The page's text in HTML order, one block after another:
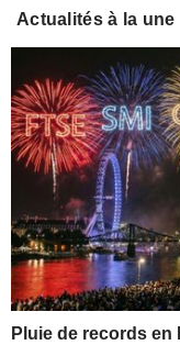
Actualités à la une
Pluie de records en